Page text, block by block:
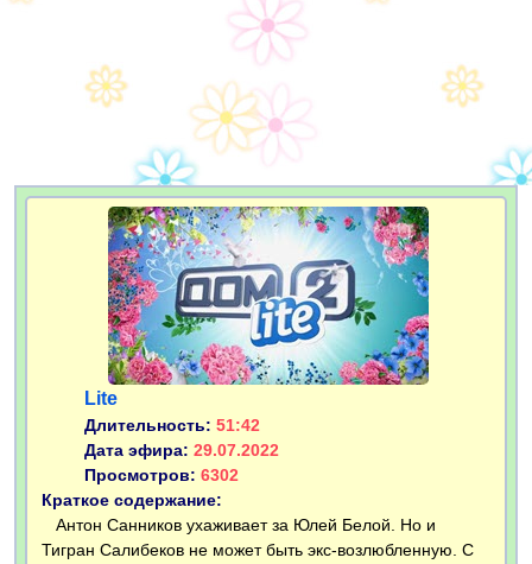
Lite
Длительность: 51:42
Дата эфира: 29.07.2022
Просмотров: 6302
Краткое содержание:
Антон Санников ухаживает за Юлей Белой. Но и
Тигран Салибеков не может быть экс-возлюбленную. С